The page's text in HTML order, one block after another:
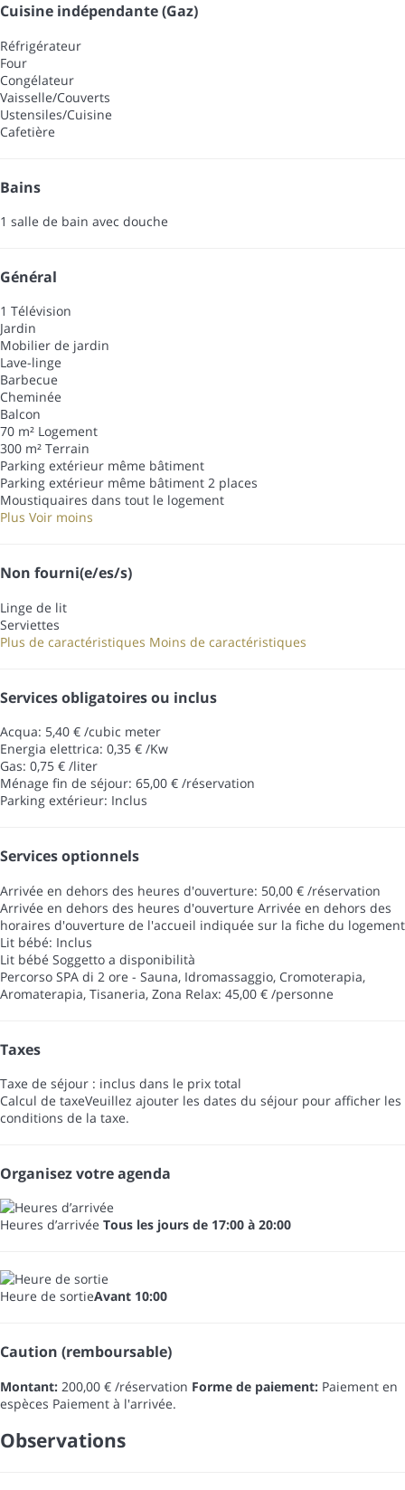
Cuisine indépendante (Gaz)
Réfrigérateur
Four
Congélateur
Vaisselle/Couverts
Ustensiles/Cuisine
Cafetière
Bains
1 salle de bain avec douche
Général
1 Télévision
Jardin
Mobilier de jardin
Lave-linge
Barbecue
Cheminée
Balcon
70 m² Logement
300 m² Terrain
Parking extérieur même bâtiment
Parking extérieur même bâtiment 2 places
Moustiquaires dans tout le logement
Plus Voir moins
Non fourni(e/es/s)
Linge de lit
Serviettes
Plus de caractéristiques Moins de caractéristiques
Services obligatoires ou inclus
Acqua: 5,40 € /cubic meter
Energia elettrica: 0,35 € /Kw
Gas: 0,75 € /liter
Ménage fin de séjour: 65,00 € /réservation
Parking extérieur: Inclus
Services optionnels
Arrivée en dehors des heures d'ouverture: 50,00 € /réservation
Arrivée en dehors des heures d'ouverture Arrivée en dehors des
horaires d'ouverture de l'accueil indiquée sur la fiche du logement
Lit bébé: Inclus
Lit bébé Soggetto a disponibilità
Percorso SPA di 2 ore - Sauna, Idromassaggio, Cromoterapia,
Aromaterapia, Tisaneria, Zona Relax: 45,00 € /personne
Taxes
Taxe de séjour : inclus dans le prix total
Calcul de taxeVeuillez ajouter les dates du séjour pour afficher les
conditions de la taxe.
Organisez votre agenda
Heures d’arrivée Tous les jours de 17:00 à 20:00
Heure de sortieAvant 10:00
Caution (remboursable)
Montant: 200,00 € /réservation Forme de paiement: Paiement en
espèces Paiement à l'arrivée.
Observations